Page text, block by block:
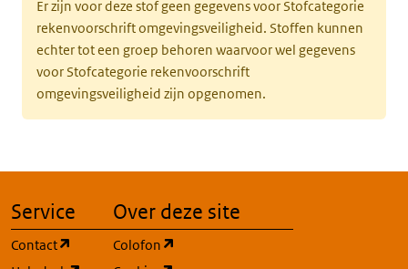
Er zijn voor deze stof geen gegevens voor Stofcategorie
rekenvoorschrift omgevingsveiligheid. Stoffen kunnen
echter tot een groep behoren waarvoor wel gegevens
voor Stofcategorie rekenvoorschrift
omgevingsveiligheid zijn opgenomen.
Service
Contact
(opent in een nieuw tabblad)
Over deze site
Colofon